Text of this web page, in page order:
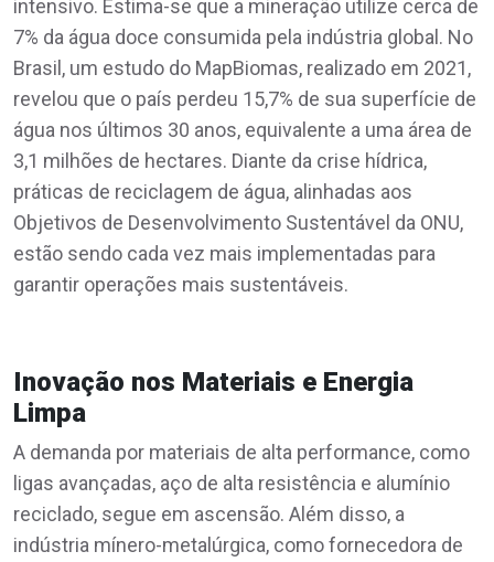
intensivo. Estima-se que a mineração utilize cerca de
7% da água doce consumida pela indústria global. No
Brasil, um estudo do MapBiomas, realizado em 2021,
revelou que o país perdeu 15,7% de sua superfície de
água nos últimos 30 anos, equivalente a uma área de
3,1 milhões de hectares. Diante da crise hídrica,
práticas de reciclagem de água, alinhadas aos
Objetivos de Desenvolvimento Sustentável da ONU,
estão sendo cada vez mais implementadas para
garantir operações mais sustentáveis.
Inovação nos Materiais e Energia
Limpa
A demanda por materiais de alta performance, como
ligas avançadas, aço de alta resistência e alumínio
reciclado, segue em ascensão. Além disso, a
indústria mínero-metalúrgica, como fornecedora de